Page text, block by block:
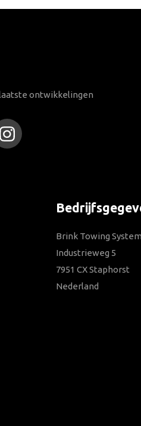
ontwikkelingen
Brink Towing
Industrieweg 5
7951 CX Staphorst
Nederland